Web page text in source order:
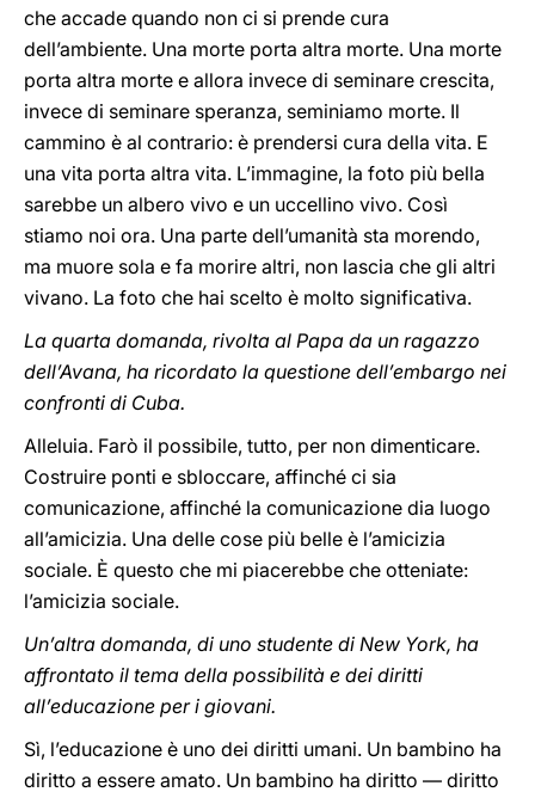
che accade quando non ci si prende cura
dell’ambiente. Una morte porta altra morte. Una morte
porta altra morte e allora invece di seminare crescita,
invece di seminare speranza, seminiamo morte. Il
cammino è al contrario: è prendersi cura della vita. E
una vita porta altra vita. L’immagine, la foto più bella
sarebbe un albero vivo e un uccellino vivo. Così
stiamo noi ora. Una parte dell’umanità sta morendo,
ma muore sola e fa morire altri, non lascia che gli altri
vivano. La foto che hai scelto è molto significativa.
La quarta domanda, rivolta al Papa da un ragazzo
dell’Avana, ha ricordato la questione dell’embargo nei
confronti di Cuba.
Alleluia. Farò il possibile, tutto, per non dimenticare.
Costruire ponti e sbloccare, affinché ci sia
comunicazione, affinché la comunicazione dia luogo
all’amicizia. Una delle cose più belle è l’amicizia
sociale. È questo che mi piacerebbe che otteniate:
l’amicizia sociale.
Un’altra domanda, di uno studente di New York, ha
affrontato il tema della possibilità e dei diritti
all’educazione per i giovani.
Sì, l’educazione è uno dei diritti umani. Un bambino ha
diritto a essere amato. Un bambino ha diritto — diritto